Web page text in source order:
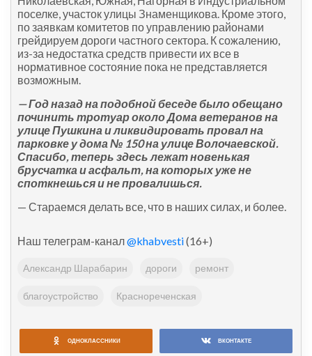
поселке, участок улицы Знаменщикова. Кроме этого,
по заявкам комитетов по управлению районами
грейдируем дороги частного сектора. К сожалению,
из-за недостатка средств привести их все в
нормативное состояние пока не представляется
возможным.
— Год назад на подобной беседе было обещано
починить тротуар около Дома ветеранов на
улице Пушкина и ликвидировать провал на
парковке у дома № 150 на улице Волочаевской.
Спасибо, теперь здесь лежат новенькая
брусчатка и асфальт, на которых уже не
споткнешься и не провалишься.
— Стараемся делать все, что в наших силах, и более.
Наш телеграм-канал@khabvesti(16+)
Александр Шарабарин дороги ремонт
благоустройство Краснореченская
ОДНОКЛАССНИКИ ВКОНТАКТЕ